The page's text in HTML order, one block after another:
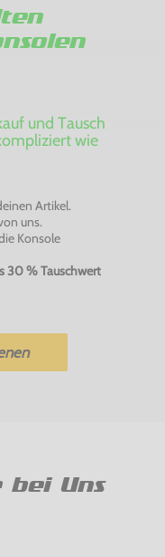
und Tausch
wie
Artikel.
uns.
Konsole
30 % Tauschwert
bei Uns